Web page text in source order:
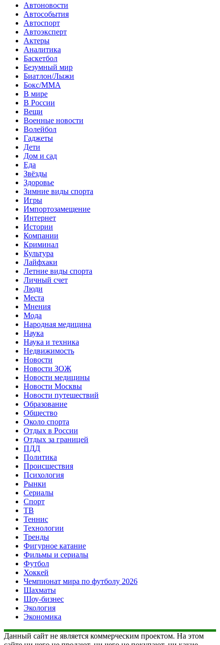
Автоновости
Автособытия
Автоспорт
Автоэксперт
Актеры
Аналитика
Баскетбол
Безумный мир
Биатлон/Лыжи
Бокс/MMA
В мире
В России
Вещи
Военные новости
Волейбол
Гаджеты
Дети
Дом и сад
Еда
Звёзды
Здоровье
Зимние виды спорта
Игры
Импортозамещение
Интернет
Истории
Компании
Криминал
Культура
Лайфхаки
Летние виды спорта
Личный счет
Люди
Места
Мнения
Мода
Народная медицина
Наука
Наука и техника
Недвижимость
Новости
Новости ЗОЖ
Новости медицины
Новости Москвы
Новости путешествий
Образование
Общество
Около спорта
Отдых в России
Отдых за границей
ПДД
Политика
Происшествия
Психология
Рынки
Сериалы
Спорт
ТВ
Теннис
Технологии
Тренды
Фигурное катание
Фильмы и сериалы
Футбол
Хоккей
Чемпионат мира по футболу 2026
Шахматы
Шоу-бизнес
Экология
Экономика
Данный сайт не является коммерческим проектом. На этом